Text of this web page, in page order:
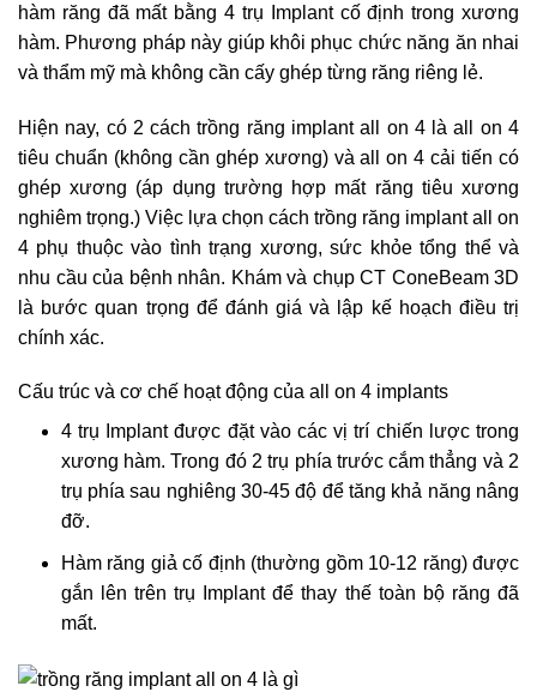
hàm răng đã mất bằng 4 trụ Implant cố định trong xương
hàm. Phương pháp này giúp khôi phục chức năng ăn nhai
và thẩm mỹ mà không cần cấy ghép từng răng riêng lẻ.
Hiện nay, có 2 cách trồng răng implant all on 4 là all on 4
tiêu chuẩn (không cần ghép xương) và all on 4 cải tiến có
ghép xương (áp dụng trường hợp mất răng tiêu xương
nghiêm trọng.) Việc lựa chọn cách trồng răng implant all on
4 phụ thuộc vào tình trạng xương, sức khỏe tổng thể và
nhu cầu của bệnh nhân. Khám và chụp CT ConeBeam 3D
là bước quan trọng để đánh giá và lập kế hoạch điều trị
chính xác.
Cấu trúc và cơ chế hoạt động của all on 4 implants
4 trụ Implant được đặt vào các vị trí chiến lược trong
xương hàm. Trong đó 2 trụ phía trước cắm thẳng và 2
trụ phía sau nghiêng 30-45 độ để tăng khả năng nâng
đỡ.
Hàm răng giả cố định (thường gồm 10-12 răng) được
gắn lên trên trụ Implant để thay thế toàn bộ răng đã
mất.